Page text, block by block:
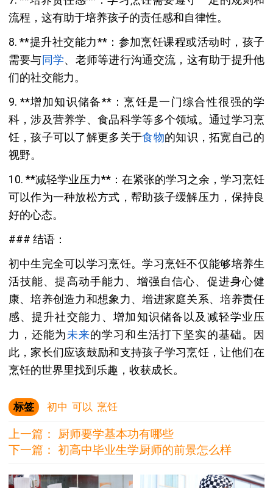
流程，这有助于培养孩子的责任感和自律性。
8. **提升社交能力**：参加烹饪课程或活动时，孩子
需要与同学、老师等进行沟通交流，这有助于提升他
们的社交能力。
9. **增加知识储备**：烹饪是一门综合性很强的学
科，涉及营养学、食品科学等多个领域。通过学习烹
饪，孩子可以了解更多关于食物的知识，拓宽自己的
视野。
10. **减轻学业压力**：在紧张的学习之余，学习烹饪
可以作为一种放松方式，帮助孩子缓解压力，保持良
好的心态。
### 结语：
初中生完全可以学习烹饪。学习烹饪不仅能够培养生
活技能、提高动手能力、增强自信心、促进身心健
康、培养创造力和想象力、增进家庭关系、培养责任
感、提升社交能力、增加知识储备以及减轻学业压
力，还能为未来的学习和生活打下坚实的基础。因
此，家长们应该鼓励和支持孩子学习烹饪，让他们在
烹饪的世界里找到乐趣，收获成长。
标签 初中 可以 烹饪
上一篇：
厨师要学基本功有哪些
下一篇： 初高中毕业生学厨师的前景怎么样